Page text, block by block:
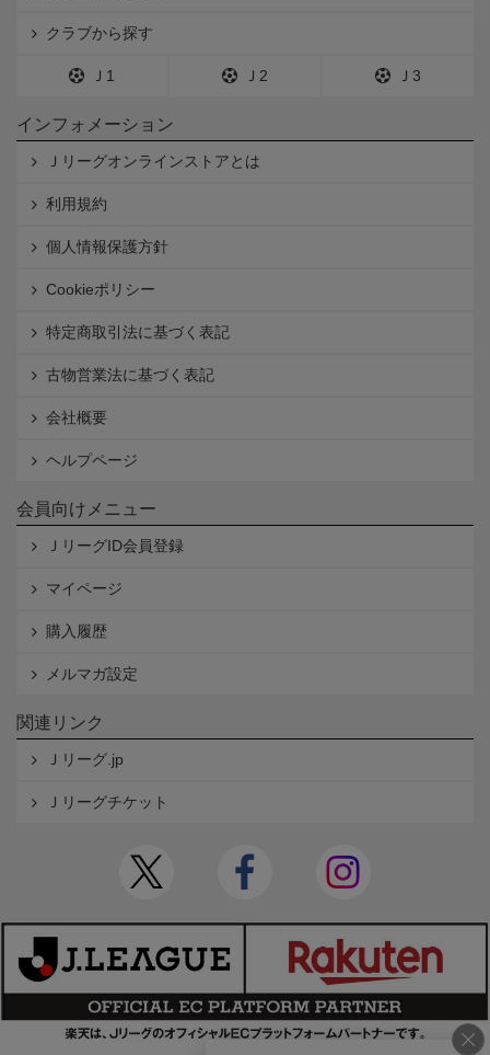
クラブから探す
Ｊ1 Ｊ2 Ｊ3
インフォメーション
Ｊリーグオンラインストアとは
利用規約
個人情報保護方針
Cookieポリシー
特定商取引法に基づく表記
古物営業法に基づく表記
会社概要
ヘルプページ
会員向けメニュー
ＪリーグID会員登録
マイページ
購入履歴
メルマガ設定
関連リンク
Ｊリーグ.jp
Ｊリーグチケット